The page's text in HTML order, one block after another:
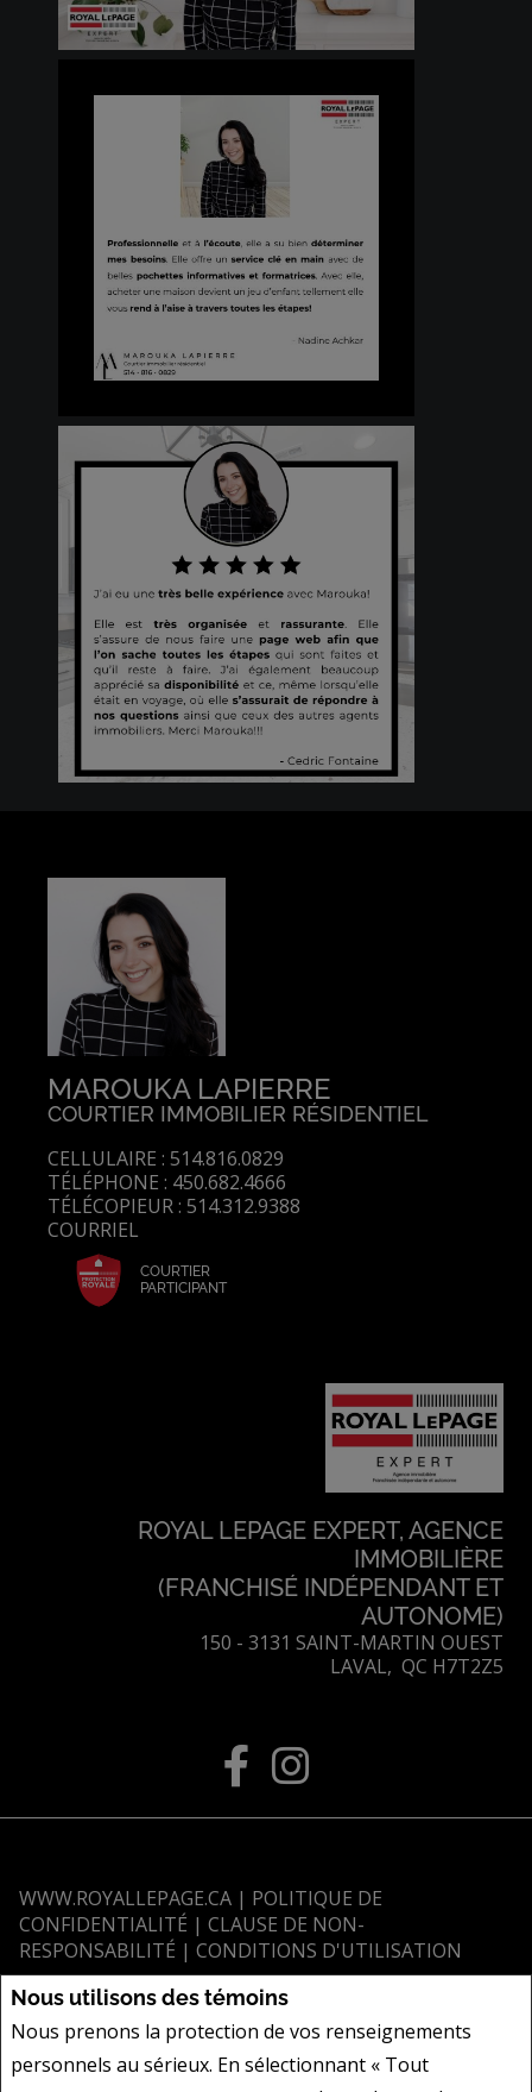
Nous utilisons des témoins
Nous prenons la protection de vos renseignements
personnels au sérieux. En sélectionnant « Tout
MAROUKA LAPIERRE
COURTIER IMMOBILIER RÉSIDENTIEL
CELLULAIRE : 514.816.0829
TÉLÉPHONE : 450.682.4666
TÉLÉCOPIEUR : 514.312.9388
COURRIEL
COURTIER
PARTICIPANT
ROYAL LEPAGE EXPERT, AGENCE
IMMOBILIÈRE
(FRANCHISÉ INDÉPENDANT ET
AUTONOME)
150 - 3131 SAINT-MARTIN OUEST
LAVAL, QC H7T2Z5
WWW.ROYALLEPAGE.CA | POLITIQUE DE
CONFIDENTIALITÉ | CLAUSE DE NON-
RESPONSABILITÉ | CONDITIONS D'UTILISATION
toutefois pas garantie et doit être vérifiée de façon indépendante. Aucune
garantie ni représentation de quelque nature que ce soit est donnée quant
à l'exactitude desdits renseignements. Ne vise pas à solliciter les acheteurs
ou vendeurs, propriétaires ou locataires actuellement sous contrat.